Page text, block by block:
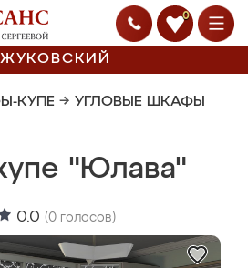
0
ЖУКОВСКИЙ
КУПЕ → УГЛОВЫЕ ШКАФЫ
"Юлава"
0.0 (0 голосов)